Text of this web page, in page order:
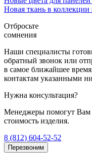
Новая ткань в
Отбросьте
сомнения
Наши специалисты
обратный звонок или
в самое ближайшее
контактам указанными
Нужна консультация?
Менеджеры помогут Вам
стоимость изделия.
8 (812) 604-52-52
Перезвоним